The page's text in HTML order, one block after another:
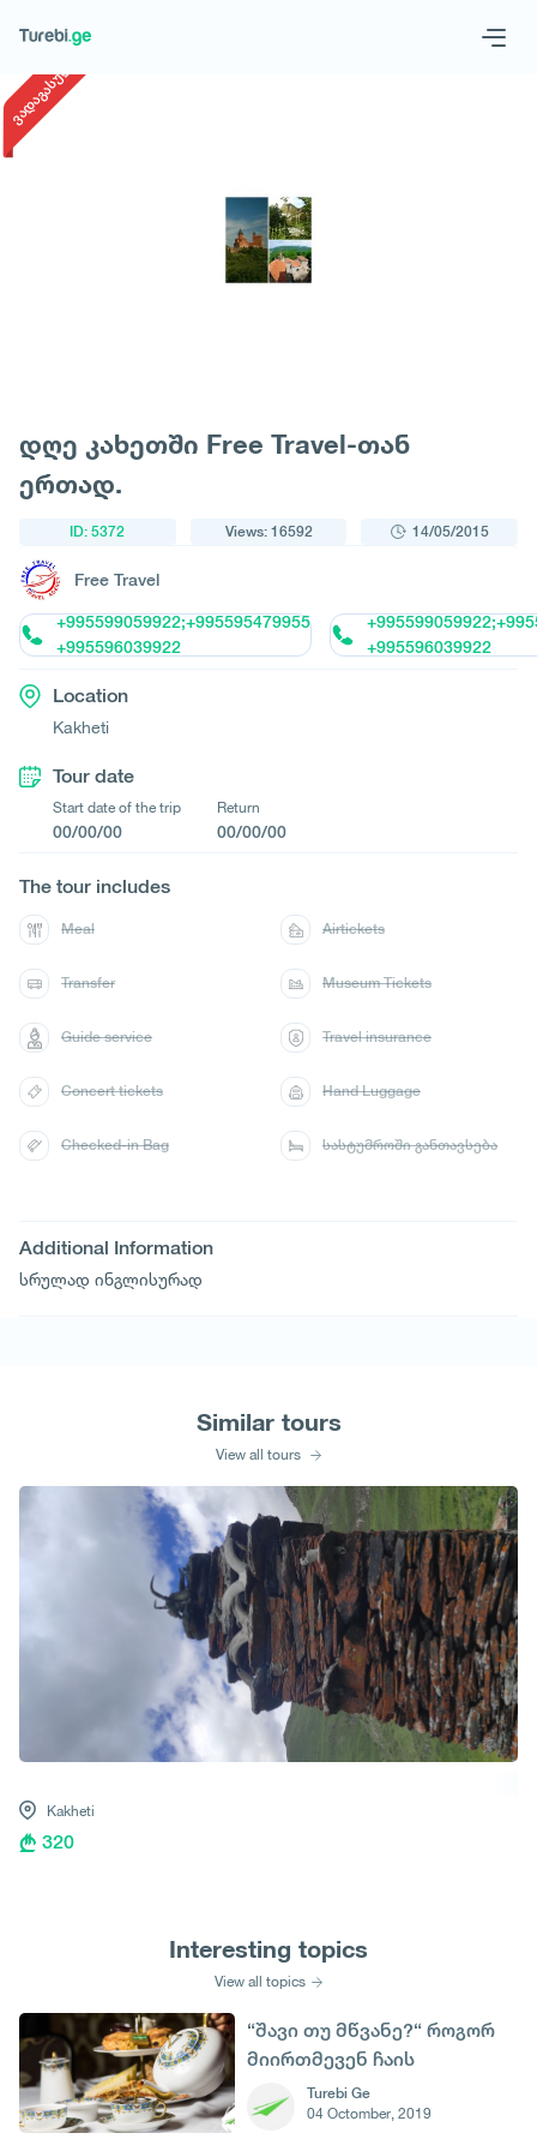
Request a tour
ვადაგასული
დღე კახეთში Free Travel-თან
ერთად.
ID: 5372 Views: 16592 14/05/2015
Free Travel
+995599059922;+995595479955
+995596039922
+995596039922
Location
Kakheti
Tour date
Start date of the trip
00/00/00
Return
00/00/00
Additional Information
სრულად ინგლისურად
The tour includes
Meal Airtickets
Transfer Museum Tickets
Guide service Travel insurance
Concert tickets Hand Luggage
Checked-in Bag სასტუმროში განთავსება
Similar tours
View all tours
Kakheti
320
Interesting topics
View all topics
“შავი თუ მწვანე?“ როგორ
მიირთმევენ ჩაის
სხვადასხვა ქვეყნებში
Turebi Ge
04 Octomber, 2019